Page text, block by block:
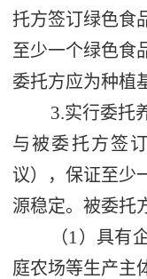
托方签订绿色食
至少一个绿色食
委托方应为种植
3.实行委托
与被委托方签
议）， 保证至少
源稳定。 被委托
（1 ）具有
庭农场等生产主